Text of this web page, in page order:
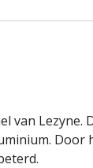
van Lezyne.
Door